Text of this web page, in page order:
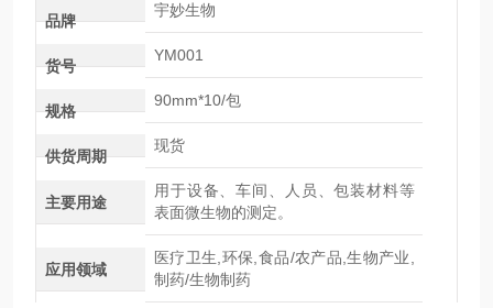
品牌
宇妙生物
货号
YM001
规格
90mm*10/包
供货周期
现货
主要用途
用于设备、车间、人员、包装材料等
表面微生物的测定。
应用领域
医疗卫生,环保,食品/农产品,生物产业,
制药/生物制药